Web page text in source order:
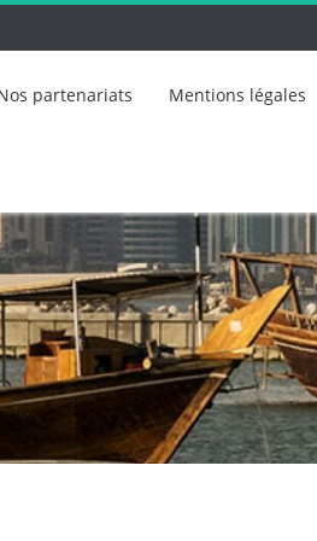
partenariats Mentions légales